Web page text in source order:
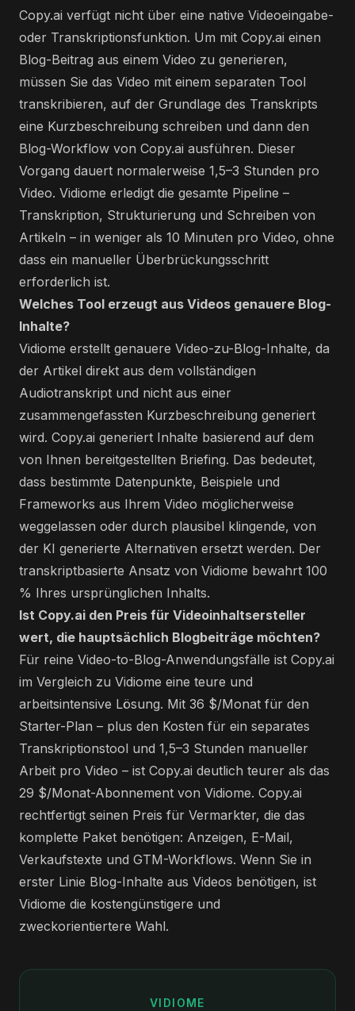
Copy.ai verfügt nicht über eine native Videoeingabe-
oder Transkriptionsfunktion. Um mit Copy.ai einen
Blog-Beitrag aus einem Video zu generieren,
müssen Sie das Video mit einem separaten Tool
transkribieren, auf der Grundlage des Transkripts
eine Kurzbeschreibung schreiben und dann den
Blog-Workflow von Copy.ai ausführen. Dieser
Vorgang dauert normalerweise 1,5–3 Stunden pro
Video. Vidiome erledigt die gesamte Pipeline –
Transkription, Strukturierung und Schreiben von
Artikeln – in weniger als 10 Minuten pro Video, ohne
dass ein manueller Überbrückungsschritt
erforderlich ist.
Welches Tool erzeugt aus Videos genauere Blog-
Inhalte?
Vidiome erstellt genauere Video-zu-Blog-Inhalte, da
der Artikel direkt aus dem vollständigen
Audiotranskript und nicht aus einer
zusammengefassten Kurzbeschreibung generiert
wird. Copy.ai generiert Inhalte basierend auf dem
von Ihnen bereitgestellten Briefing. Das bedeutet,
dass bestimmte Datenpunkte, Beispiele und
Frameworks aus Ihrem Video möglicherweise
weggelassen oder durch plausibel klingende, von
der KI generierte Alternativen ersetzt werden. Der
transkriptbasierte Ansatz von Vidiome bewahrt 100
% Ihres ursprünglichen Inhalts.
Ist Copy.ai den Preis für Videoinhaltsersteller
wert, die hauptsächlich Blogbeiträge möchten?
Für reine Video-to-Blog-Anwendungsfälle ist Copy.ai
im Vergleich zu Vidiome eine teure und
arbeitsintensive Lösung. Mit 36 ​​$/Monat für den
Starter-Plan – plus den Kosten für ein separates
Transkriptionstool und 1,5–3 Stunden manueller
Arbeit pro Video – ist Copy.ai deutlich teurer als das
29 $/Monat-Abonnement von Vidiome. Copy.ai
rechtfertigt seinen Preis für Vermarkter, die das
komplette Paket benötigen: Anzeigen, E-Mail,
Verkaufstexte und GTM-Workflows. Wenn Sie in
erster Linie Blog-Inhalte aus Videos benötigen, ist
Vidiome die kostengünstigere und
zweckorientiertere Wahl.
VIDIOME